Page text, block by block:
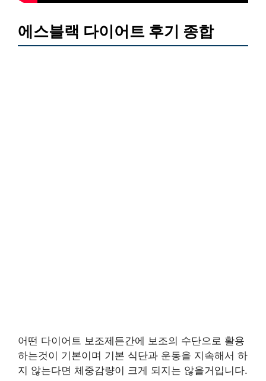
에스블랙 다이어트 후기 종합
어떤 다이어트 보조제든간에 보조의 수단으로 활용
하는것이 기본이며 기본 식단과 운동을 지속해서 하
지 않는다면 체중감량이 크게 되지는 않을거입니다.